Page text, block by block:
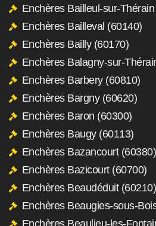
Enchères Bailleul-sur-
Enchères Bailleval (60140)
Enchères Bailly (60170)
Enchères Balagny-sur-
Enchères Barbery (60810)
Enchères Bargny (60620)
Enchères Baron (60300)
Enchères Baugy (60113)
Enchères Bazancourt (60380)
Enchères Bazicourt (60700)
Enchères Beaudéduit (60210)
Enchères Beaugies-sous-
Enchères Beaulieu-les-